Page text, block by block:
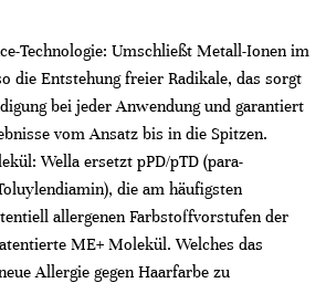
Technologie: Umschließt Metall-Ionen im
die Entstehung freier Radikale, das sorgt
bei jeder Anwendung und garantiert
vom Ansatz bis in die Spitzen.
Wella ersetzt pPD/pTD (para-
die am häufigsten
allergenen Farbstoffvorstufen der
ME+ Molekül. Welches das
Allergie gegen Haarfarbe zu